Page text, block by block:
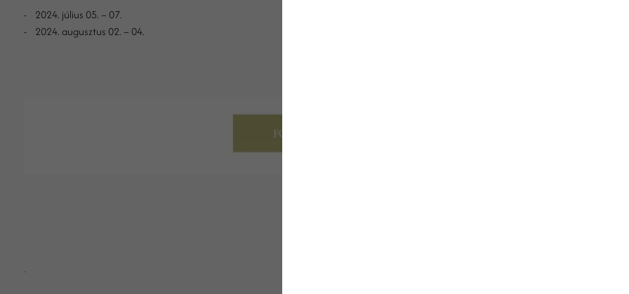
- 2024. július 05. – 07.
- 2024. augusztus 02. – 04.